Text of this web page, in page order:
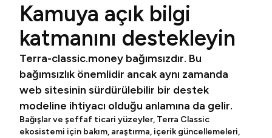
Kamuya açık bilgi
katmanını destekleyin
Terra-classic.money bağımsızdır. Bu
bağımsızlık önemlidir ancak aynı zamanda
web sitesinin sürdürülebilir bir destek
modeline ihtiyacı olduğu anlamına da gelir.
Bağışlar ve şeffaf ticari yüzeyler, Terra Classic
ekosistemi için bakım, araştırma, içerik güncellemeleri,